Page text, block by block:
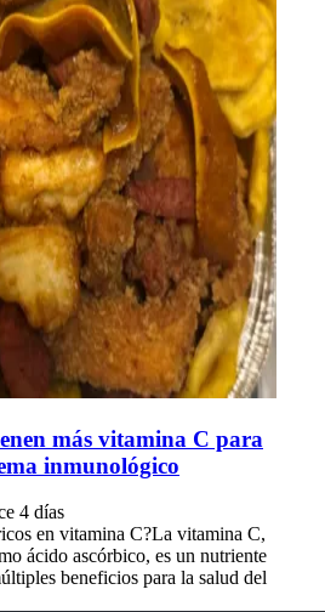
más vitamina C para
inmunológico
4 días
en vitamina C?La vitamina C,
ácido ascórbico, es un nutriente
beneficios para la salud del